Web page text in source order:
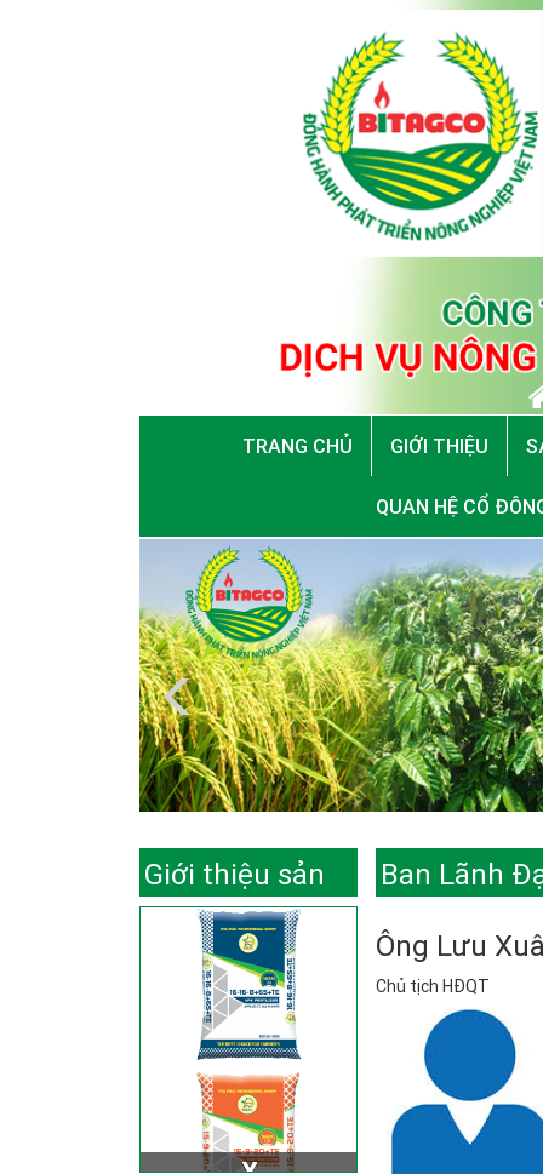
TRANG CHỦ GIỚI THIỆU
QUAN HỆ CỔ
Giới thiệu sản
phẩm
Ban Lãnh
Ông Lưu
Chủ tịch HĐQT